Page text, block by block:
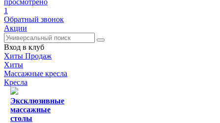
просмотрено
1
Обратный звонок
Акции
Вход в клуб
Хиты Продаж
Хиты
Массажные кресла
Кресла
Эксклюзивные
массажные
столы